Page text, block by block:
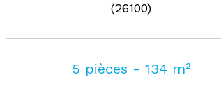
(26100)
5 pièces - 134 m²